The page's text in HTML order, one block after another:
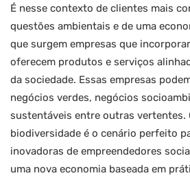
É nesse contexto de clientes mais
questões ambientais e de uma
que surgem empresas que
oferecem produtos e serviços
da sociedade. Essas empresas
negócios verdes, negócios
sustentáveis entre outras vertentes.
biodiversidade é o cenário perfeito
inovadoras de empreendedores
uma nova economia baseada em